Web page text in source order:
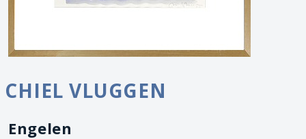
CHIEL VLUGGEN
Engelen